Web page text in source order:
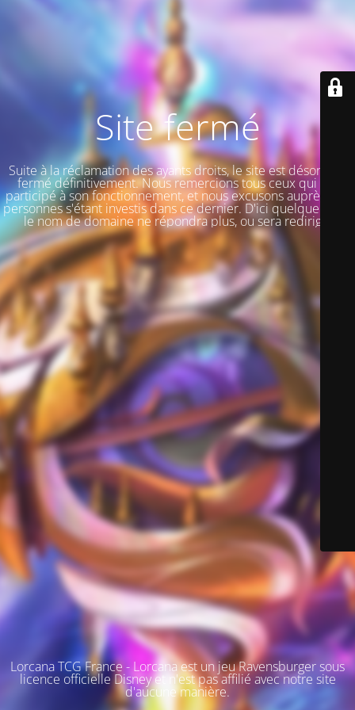
Site fermé
Suite à la réclamation des ayants droits, le site est désormais
fermé définitivement. Nous remercions tous ceux qui ont
participé à son fonctionnement, et nous excusons auprès des
personnes s'étant investis dans ce dernier. D'ici quelque jours,
le nom de domaine ne répondra plus, ou sera redirigé.
Lorcana TCG France - Lorcana est un jeu Ravensburger sous
licence officielle Disney et n'est pas affilié avec notre site
d'aucune manière.